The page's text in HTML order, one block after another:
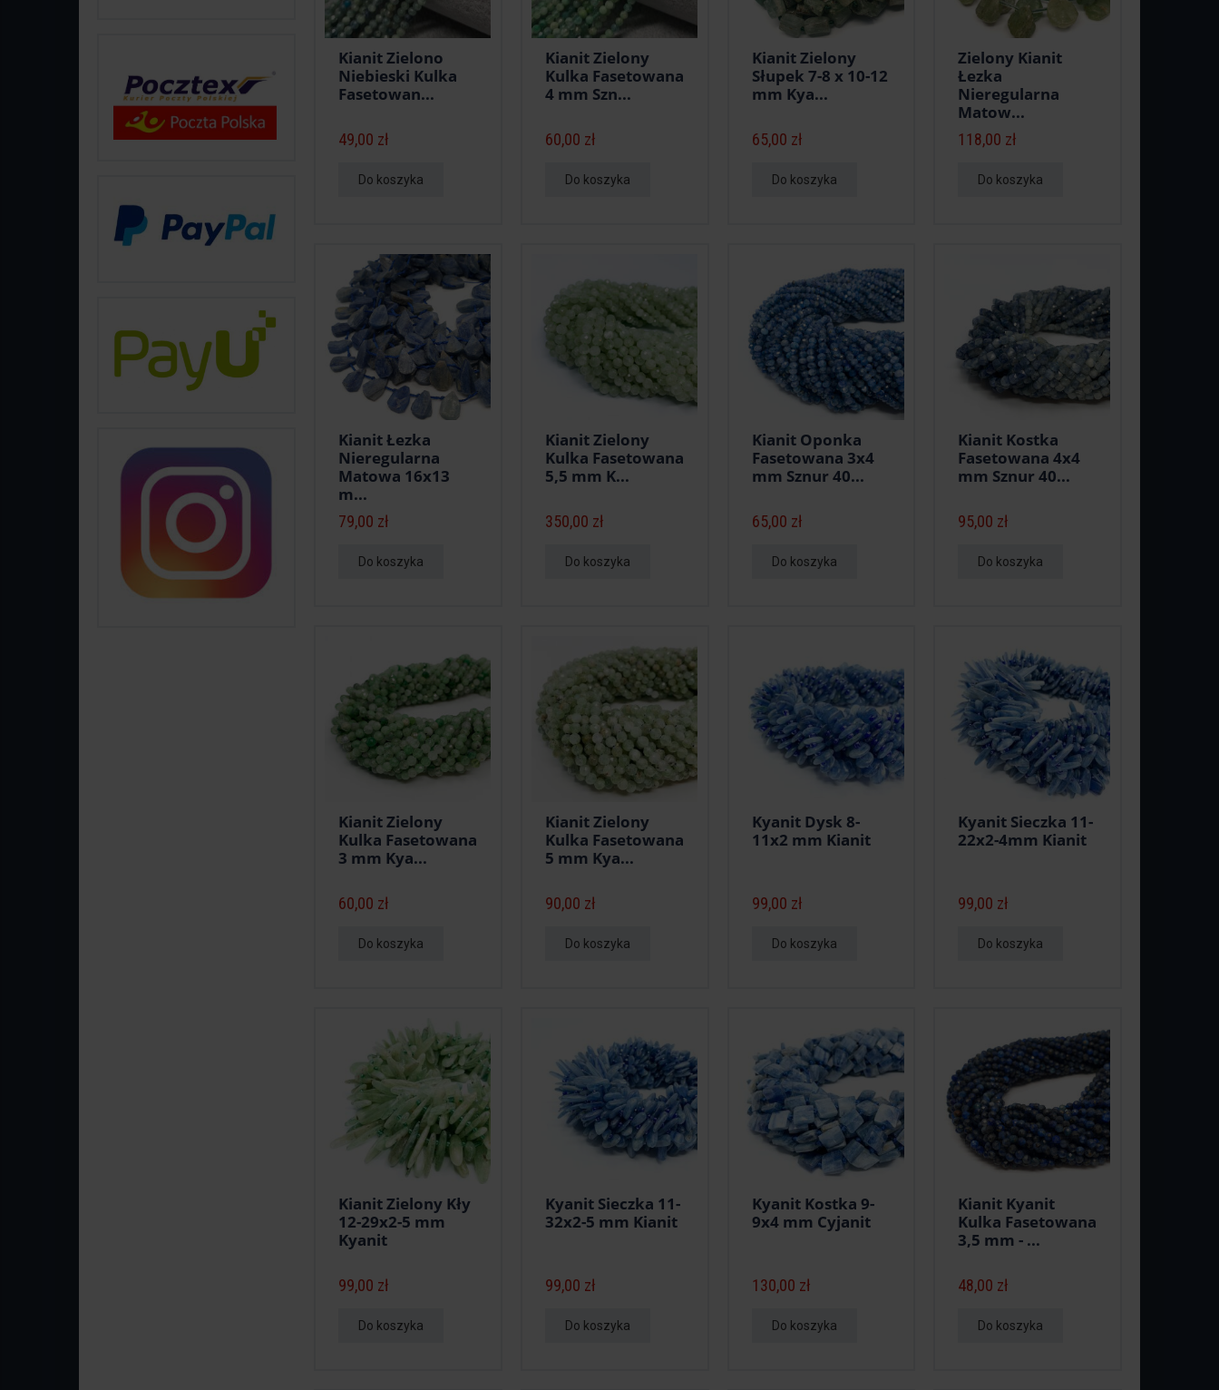
Kianit Zielono
Niebieski Kulka
Fasetowan...
49,00 zł
Do koszyka
Kianit Zielony
Kulka Fasetowana
4 mm Szn...
60,00 zł
Do koszyka
Kianit Zielony
Słupek 7-8 x 10-12
mm Kya...
65,00 zł
Do koszyka
Zielony Kianit
Łezka
Nieregularna
Matow...
118,00 zł
Do koszyka
Kianit Łezka
Nieregularna
Matowa 16x13
m...
79,00 zł
Do koszyka
Kianit Zielony
Kulka Fasetowana
5,5 mm K...
350,00 zł
Do koszyka
Kianit Oponka
Fasetowana 3x4
mm Sznur 40...
65,00 zł
Do koszyka
Kianit Kostka
Fasetowana 4x4
mm Sznur 40...
95,00 zł
Do koszyka
Kianit Zielony
Kulka Fasetowana
3 mm Kya...
60,00 zł
Do koszyka
Kianit Zielony
Kulka Fasetowana
5 mm Kya...
90,00 zł
Do koszyka
Kyanit Dysk 8-
11x2 mm Kianit
99,00 zł
Do koszyka
Kyanit Sieczka 11-
22x2-4mm Kianit
99,00 zł
Do koszyka
Kianit Zielony Kły
12-29x2-5 mm
Kyanit
99,00 zł
Do koszyka
Kyanit Sieczka 11-
32x2-5 mm Kianit
99,00 zł
Do koszyka
Kyanit Kostka 9-
9x4 mm Cyjanit
130,00 zł
Do koszyka
Kianit Kyanit
Kulka Fasetowana
3,5 mm - ...
48,00 zł
Do koszyka